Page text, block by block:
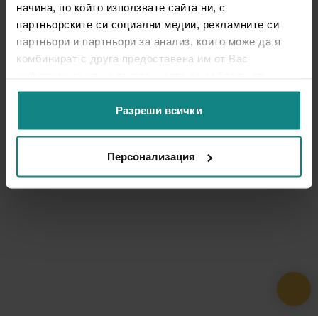
начина, по който използвате сайта ни, с
партньорските си социални медии, рекламните си
партньори и партньори за анализ, които може да я
комбинират с друга предоставена им от Вас
ползването от Ваша страна на услугите им.
Разреши всички
Персонализация